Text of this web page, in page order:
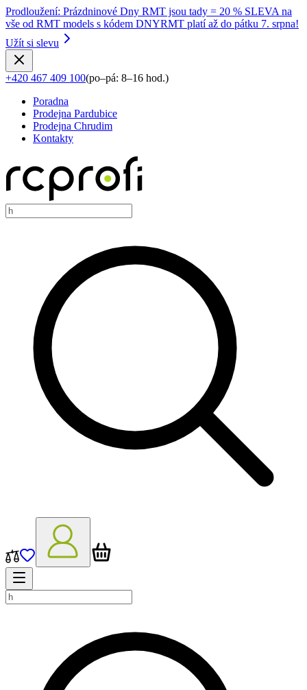
Prodloužení: Prázdninové Dny RMT jsou tady = 20 % SLEVA na
vše od RMT models s kódem DNYRMT platí až do pátku 7. srpna!
Užít si slevu
+420 467 409 100(po–pá: 8–16 hod.)
Poradna
Prodejna Pardubice
Prodejna Chrudim
Kontakty